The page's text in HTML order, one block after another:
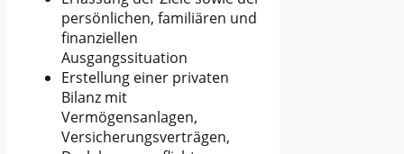
persönlichen, familiären und
finanziellen
Ausgangssituation
Erstellung einer privaten
Bilanz mit
Vermögensanlagen,
Versicherungsverträgen,